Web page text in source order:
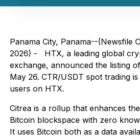
Panama City, Panama--(Newsfile
2026) - HTX, a leading global
exchange, announced the listing of
May 26. CTR/USDT spot trading
users on HTX.
Citrea is a rollup that enhances
Bitcoin blockspace with zero
It uses Bitcoin both as a data